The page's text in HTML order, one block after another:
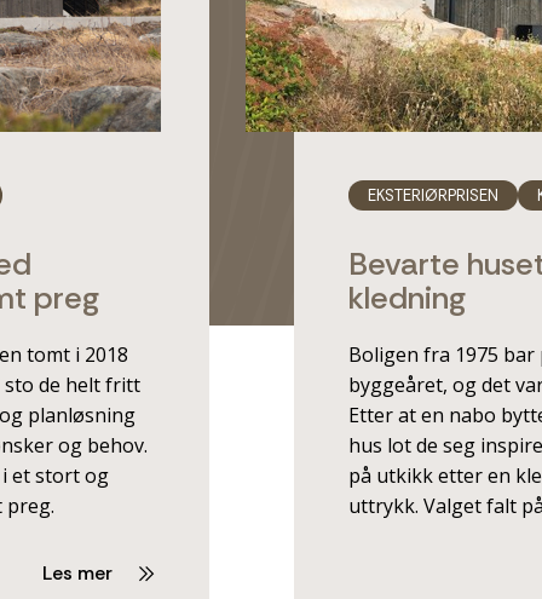
preg
tomt i 2018
sto de helt fritt
planløsning
og behov.
et stort og
preg.
Les mer
EKSTERIØRPRISEN
Bevarte
kledning
Boligen fra 1975
byggeåret, og det
Etter at en nabo
hus lot de seg
på utkikk etter en
uttrykk. Valget falt